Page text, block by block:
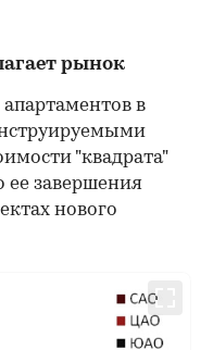
рынок
в
"квадрата"
ее завершения
нового